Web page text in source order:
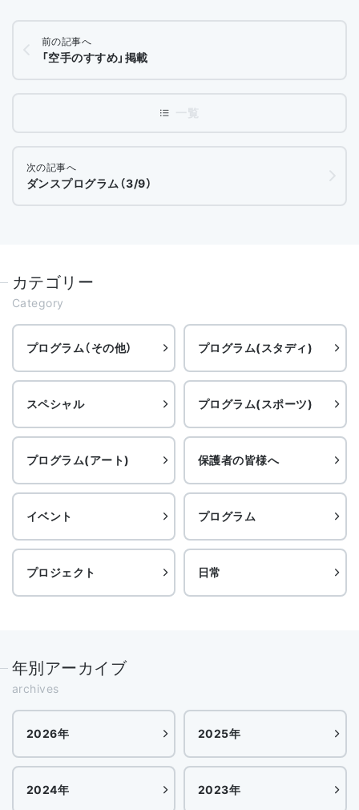
前の記事へ
「空手のすすめ」掲載
次の記事へ
ダンスプログラム（3/9）
カテゴリー
Category
プログラム（その他） プログラム(スタディ)
スペシャル プログラム(スポーツ)
プログラム(アート) 保護者の皆様へ
イベント プログラム
プロジェクト 日常
年別アーカイブ
archives
2026年 2025年
2024年 2023年